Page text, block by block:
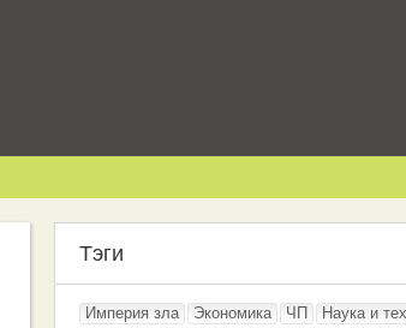
Тэги
Империя зла Экономика ЧП
Наука и